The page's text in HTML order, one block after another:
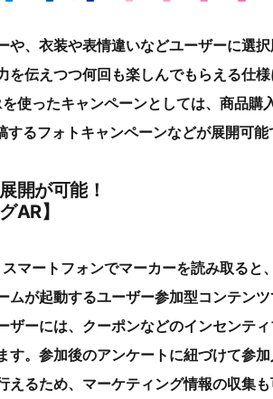
や、衣装や表情違いなどユーザーに選
を伝えつつ何回も楽しんでもらえる仕様
使ったキャンペーンとしては、商品購
するフォトキャンペーンなどが展開可能
開が可能！
AR】
マートフォンでマーカーを読み取ると
ムが起動するユーザー参加型コンテンツ
ザーには、クーポンなどのインセンテ
す。参加後のアンケートに紐づけて参
えるため、マーケティング情報の収集も